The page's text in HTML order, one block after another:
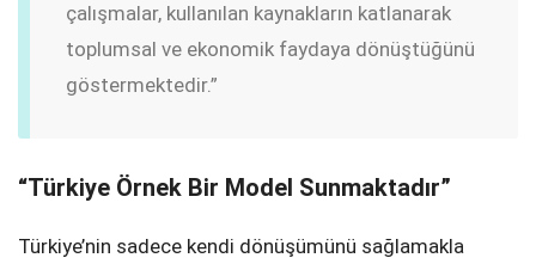
çalışmalar, kullanılan kaynakların katlanarak
toplumsal ve ekonomik faydaya dönüştüğünü
göstermektedir.”
“Türkiye Örnek Bir Model Sunmaktadır”
Türkiye’nin sadece kendi dönüşümünü sağlamakla